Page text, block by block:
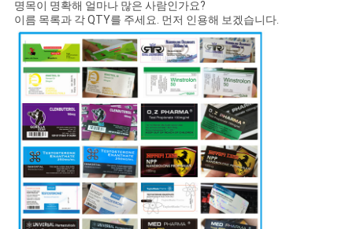
명목이 명확해 얼마나 많은 사람인가요?
이름 목록과 각 QTY를 주세요. 먼저 인용해 보겠습니다.